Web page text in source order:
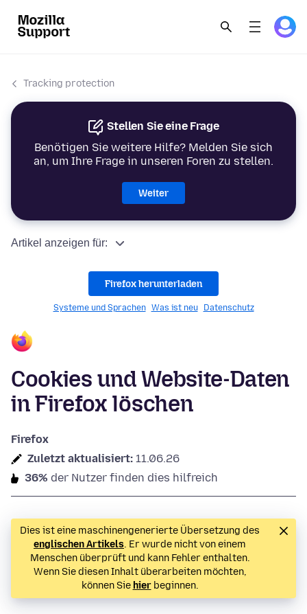
Tracking protection
Stellen Sie eine Frage
Benötigen Sie weitere Hilfe? Melden Sie sich
an, um Ihre Frage in unseren Foren zu stellen.
Weiter
Artikel anzeigen für:
Firefox herunterladen
Systeme und Sprachen Was ist neu Datenschutz
Cookies und Website-Daten
in Firefox löschen
Firefox
Zuletzt aktualisiert: 11.06.26
36% der Nutzer finden dies hilfreich
Dies ist eine maschinengenerierte Übersetzung des
englischen Artikels. Er wurde nicht von einem
Menschen überprüft und kann Fehler enthalten.
Wenn Sie diesen Inhalt überarbeiten möchten,
können Sie hierbeginnen.